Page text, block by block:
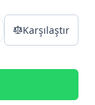
Karşılaştır